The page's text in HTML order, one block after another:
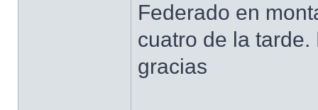
Federado en
cuatro de la
gracias